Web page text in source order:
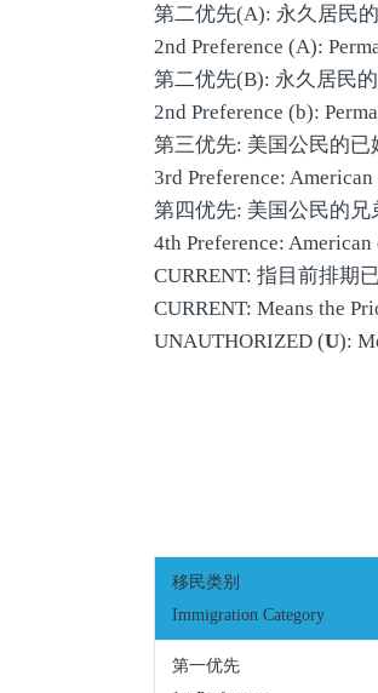
第二优先(A): 永久居民
2nd Preference (A):
第二优先(B): 永久居民
2nd Preference (b):
第三优先: 美国公民的已
3rd Preference:
第四优先: 美国公民的兄
4th Preference: American
CURRENT: 指目前排期
CURRENT: Means the
UNAUTHORIZED (U):
移民类别
Immigration Category
第一优先